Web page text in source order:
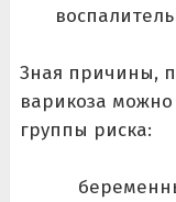
Зная причины,
варикоза
группы риска: